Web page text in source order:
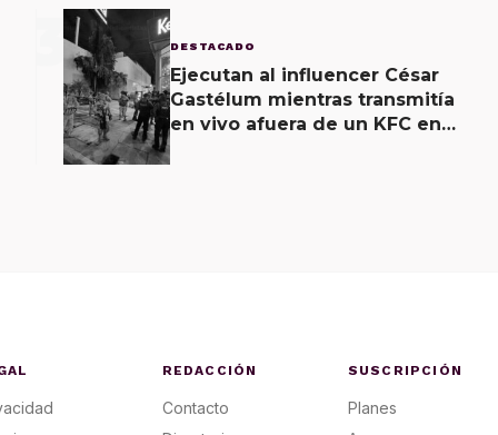
3 DESTACADO
Ejecutan al influencer César
Gastélum mientras transmitía
en vivo afuera de un KFC en
REDACCIÓN
Contacto
SUSCRIPCIÓN
Planes